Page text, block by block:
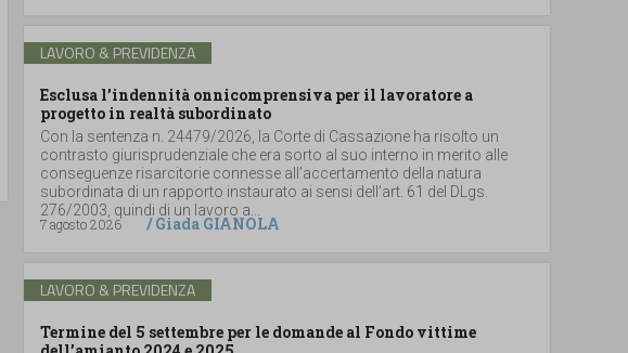
LAVORO & PREVIDENZA
Esclusa l’indennità onnicomprensiva per il lavoratore a
progetto in realtà subordinato
Con la sentenza n. 24479/2026, la Corte di Cassazione ha risolto un
contrasto giurisprudenziale che era sorto al suo interno in merito alle
conseguenze risarcitorie connesse all’accertamento della natura
subordinata di un rapporto instaurato ai sensi dell’art. 61 del DLgs.
276/2003, quindi di un lavoro a...
7 agosto 2026
/Giada GIANOLA
LAVORO & PREVIDENZA
Termine del 5 settembre per le domande al Fondo vittime